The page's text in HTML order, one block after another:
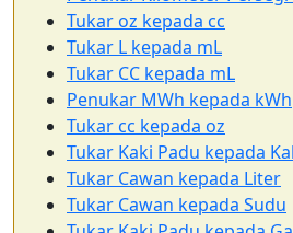
Tukar oz kepada cc
Tukar L kepada mL
Tukar CC kepada mL
Penukar MWh kepada kWh
Tukar cc kepada oz
Tukar Kaki Padu kepada
Tukar Cawan kepada Liter
Tukar Cawan kepada Sudu